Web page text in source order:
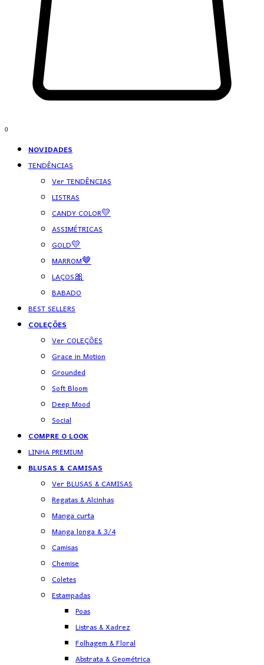
0
NOVIDADES
TENDÊNCIAS
Ver TENDÊNCIAS
LISTRAS
CANDY COLOR💛
ASSIMÉTRICAS
GOLD💛
MARROM🤎
LAÇOS🎀
BABADO
BEST SELLERS
COLEÇÕES
Ver COLEÇÕES
Grace in Motion
Grounded
Soft Bloom
Deep Mood
Social
COMPRE O LOOK
LINHA PREMIUM
BLUSAS & CAMISAS
Ver BLUSAS & CAMISAS
Regatas & Alcinhas
Manga curta
Manga longa & 3/4
Camisas
Chemise
Coletes
Estampadas
Poas
Listras & Xadrez
Folhagem & Floral
Abstrata & Geométrica